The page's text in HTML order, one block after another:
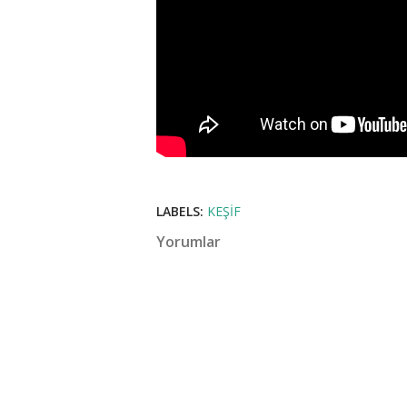
LABELS: KEŞIF
Yorumlar